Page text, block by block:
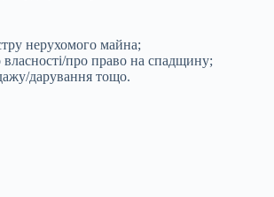
нерухомого майна;
власності/про право на спадщину;
дарування тощо.